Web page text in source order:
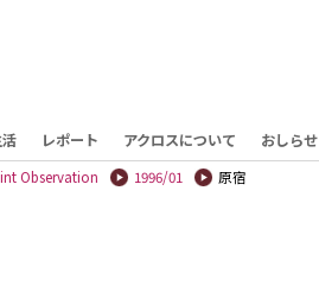
レポート アクロスについて おしらせ
Observation 1996/01 原宿